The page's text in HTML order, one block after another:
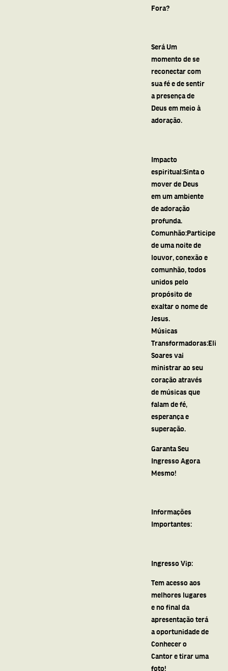
Fora?
Será Um
momento de se
reconectar com
sua fé e de sentir
a presença de
Deus em meio à
adoração.
Impacto
espiritual:Sinta o
mover de Deus
em um ambiente
de adoração
profunda.
Comunhão:Participe
de uma noite de
louvor, conexão e
comunhão, todos
unidos pelo
propósito de
exaltar o nome de
Jesus.
Músicas
Transformadoras:Eli
Soares vai
ministrar ao seu
coração através
de músicas que
falam de fé,
esperança e
superação.
Garanta Seu
Ingresso Agora
Mesmo!
Informações
Importantes:
Ingresso Vip:
Tem acesso aos
melhores lugares
e no final da
apresentação terá
a oportunidade de
Conhecer o
Cantor e tirar uma
foto!